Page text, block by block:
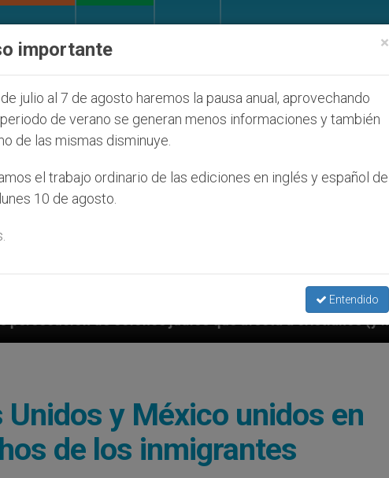
judíos que afecta a cristianos (y no sólo) en Tierra Santa
y México unidos en
de los inmigrantes
×
importante
julio al 7 de agosto haremos la pausa anual, aprovechando
de verano se generan menos informaciones y también
de las mismas disminuye.
el trabajo ordinario de las ediciones en inglés y español de
10 de agosto.
Entendido